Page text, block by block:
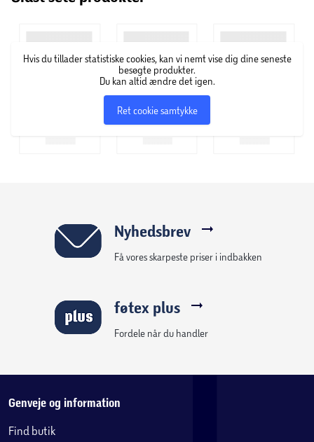
at skabe den bedste blended whisky, som man kunne nyde
uden for med vennerne – og fik derfor sin inspiration af
det storslåede skotske landskab.
Hvis du tillader statistiske cookies, kan vi nemt vise dig dine seneste
besøgte produkter.
Du kan altid ændre det igen.
Ret cookie samtykke
Nyhedsbrev
Få vores skarpeste priser i indbakken
føtex plus
Fordele når du handler
Genveje og information
Find butik